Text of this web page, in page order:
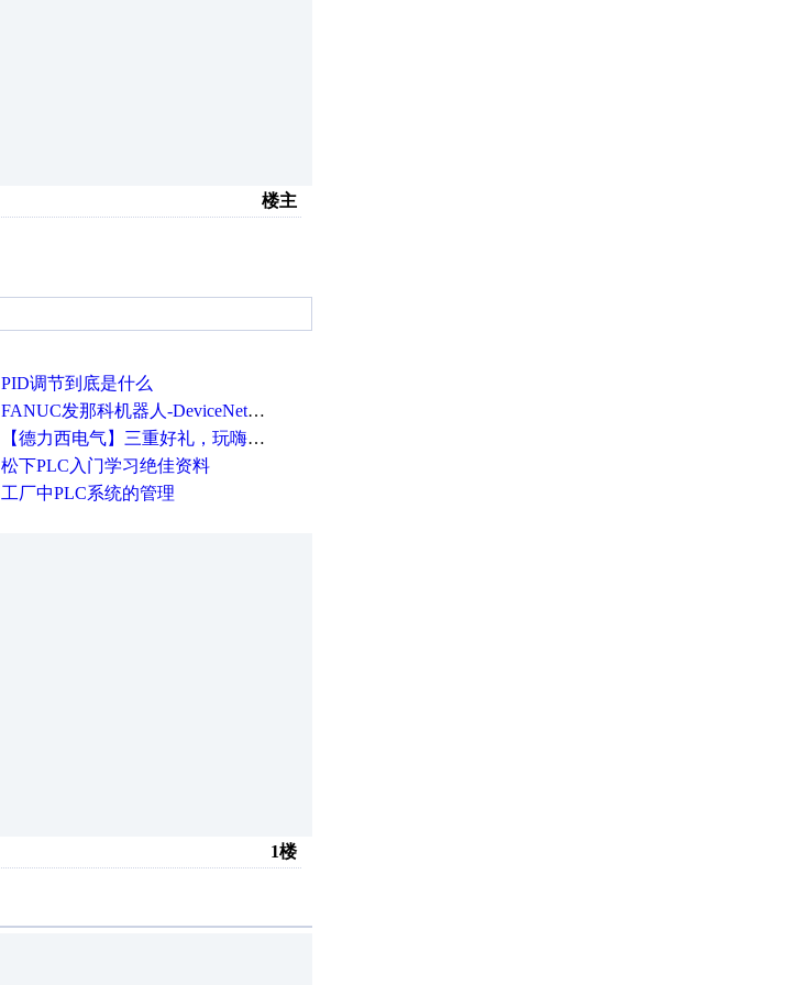
楼主
PID调节到底是什么
FANUC发那科机器人-DeviceNet通信使用手册(中文)
【德力西电气】三重好礼，玩嗨夏日！
松下PLC入门学习绝佳资料
工厂中PLC系统的管理
1楼